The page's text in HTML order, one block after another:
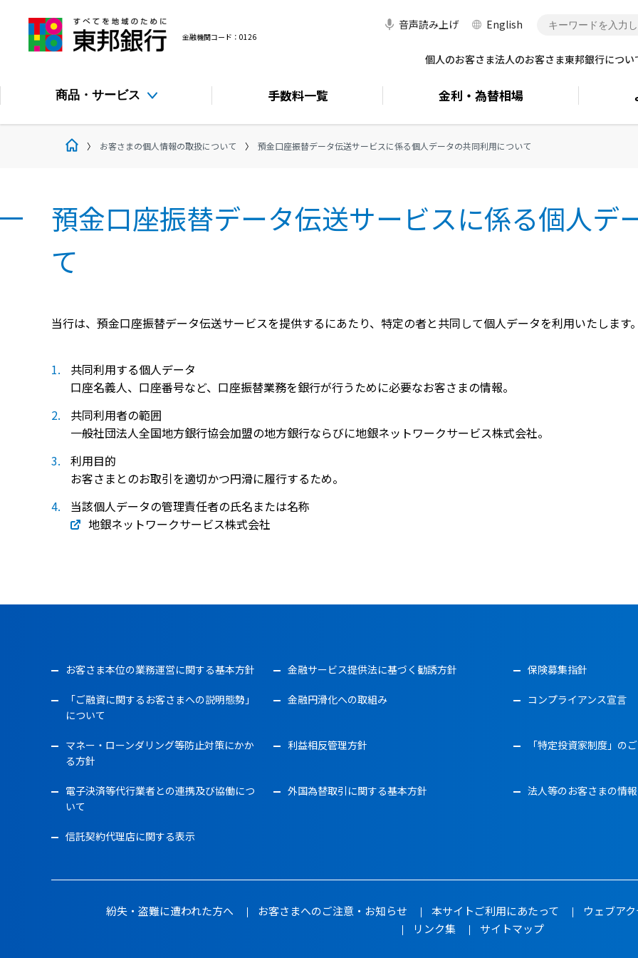
金融機関コード：0126
商品・サービス 手数料一覧 金利・ 為替相場
English
音声読み上げ
個人のお客さま法人のお客さま東邦銀行につい
お客さまの個人情報の取扱について 預金口座振替データ伝送サービスに係る個人データの共同利用について
預金口座振替データ伝送サービスに係る個人デ
て
当行は、預金口座振替データ伝送サービスを提供するにあたり、特定の者と共同して個人データを利用いたします
共同利用する個人データ
口座名義人、口座番号など、口座振替業務を銀行が行うために必要なお客さまの情報。
共同利用者の範囲
一般社団法人全国地方銀行協会加盟の地方銀行ならびに地銀ネットワークサービス株式会社。
利用目的
お客さまとのお取引を適切かつ円滑に履行するため。
当該個人データの管理責任者の氏名または名称
地銀ネットワークサービス株式会社
お客さま本位の業務運営に関する基本方針 金融サービス提供法に基づく勧誘方針 保険募集指針
「ご融資に関するお客さまへの説明態勢」
について
金融円滑化への取組み コンプライアンス宣言
マネー・ローンダリング等防止対策にかか
る方針
利益相反管理方針 「特定投資家制度」の
電子決済等代行業者との連携及び協働につ
いて
外国為替取引に関する基本方針 法人等のお客さまの情
信託契約代理店に関する表示
紛失・盗難に遭われた方へ お客さまへのご注意・お知らせ 本サイトご利用にあたって
ウェブア
リンク集
サイトマップ